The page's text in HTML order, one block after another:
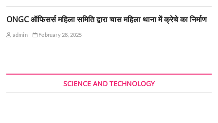
ONGC ऑफिसर्स महिला समिति द्वारा चास महिला थाना में क्रेचे का निर्माण
admin February 28, 2025
SCIENCE AND TECHNOLOGY